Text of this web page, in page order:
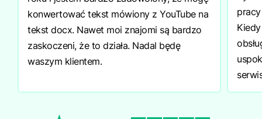
konwertować tekst mówiony z YouTube na
tekst docx. Nawet moi znajomi są bardzo
zaskoczeni, że to działa. Nadal będę
waszym klientem.